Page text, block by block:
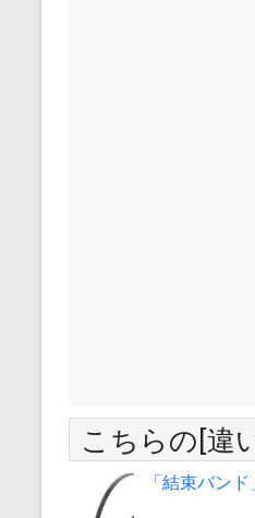
こちらの[違
「結束バン